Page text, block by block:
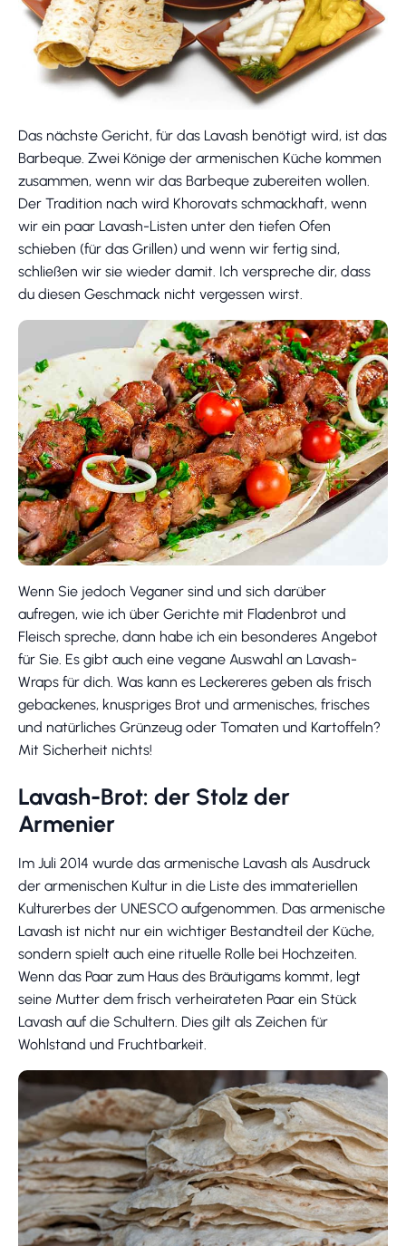
Das nächste Gericht, für das Lavash benötigt wird, ist das
Barbeque. Zwei Könige der armenischen Küche kommen
zusammen, wenn wir das Barbeque zubereiten wollen.
Der Tradition nach wird Khorovats schmackhaft, wenn
wir ein paar Lavash-Listen unter den tiefen Ofen
schieben (für das Grillen) und wenn wir fertig sind,
schließen wir sie wieder damit. Ich verspreche dir, dass
du diesen Geschmack nicht vergessen wirst.
Wenn Sie jedoch Veganer sind und sich darüber
aufregen, wie ich über Gerichte mit Fladenbrot und
Fleisch spreche, dann habe ich ein besonderes Angebot
für Sie. Es gibt auch eine vegane Auswahl an Lavash-
Wraps für dich. Was kann es Leckereres geben als frisch
gebackenes, knuspriges Brot und armenisches, frisches
und natürliches Grünzeug oder Tomaten und Kartoffeln?
Mit Sicherheit nichts!
Lavash-Brot: der Stolz der
Armenier
Im Juli 2014 wurde das armenische Lavash als Ausdruck
der armenischen Kultur in die Liste des immateriellen
Kulturerbes der UNESCO aufgenommen. Das armenische
Lavash ist nicht nur ein wichtiger Bestandteil der Küche,
sondern spielt auch eine rituelle Rolle bei Hochzeiten.
Wenn das Paar zum Haus des Bräutigams kommt, legt
seine Mutter dem frisch verheirateten Paar ein Stück
Lavash auf die Schultern. Dies gilt als Zeichen für
Wohlstand und Fruchtbarkeit.